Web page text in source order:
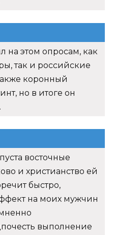
на этом опросам, как
так и российские
коронный
но в итоге он
восточные
и христианство ей
быстро,
на моих мужчин
выполнение